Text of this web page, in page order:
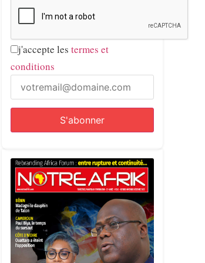
j'accepte les termes et
conditions